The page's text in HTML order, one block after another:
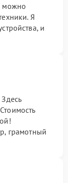
можно
Я
и
грамотный